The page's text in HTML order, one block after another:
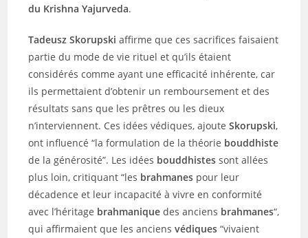
du Krishna Yajurveda.
Tadeusz Skorupskiaffirme que ces sacrifices faisaient
partie du mode de vie rituel et qu’ils étaient
considérés comme ayant une efficacité inhérente, car
ils permettaient d’obtenir un remboursement et des
résultats sans que les prêtres ou les dieux
n’interviennent. Ces idées védiques, ajouteSkorupski,
ont influencé “la formulation de la théorie bouddhiste
de la générosité”. Les idées bouddhistes sont allées
plus loin, critiquant “les brahmanes pour leur
décadence et leur incapacité à vivre en conformité
avec l’héritage brahmanique des anciens brahmanes“,
qui affirmaient que les anciensvédiques “vivaient